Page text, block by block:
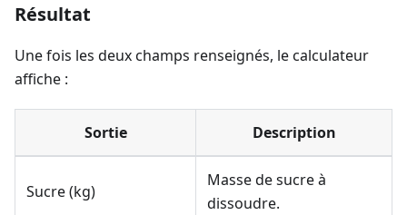
Résultat
Une fois les deux champs renseignés, le calculateur
affiche :
Sortie Description
Sucre (kg)
Masse de sucre à
dissoudre.